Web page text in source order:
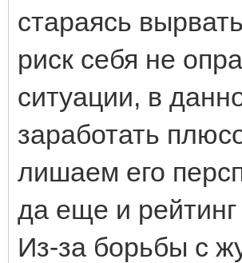
стараясь
риск себя не
ситуации, в
заработать
лишаем его
да еще и
Из-за борьбы с